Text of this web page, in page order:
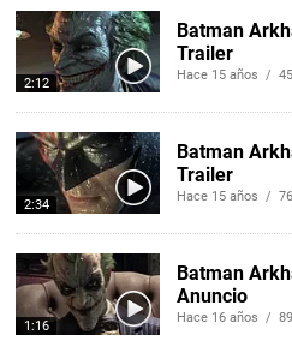
2:12
Batman
Trailer
Hace 15 años /
2:34
Batman
Trailer
Hace 15 años /
1:16
Batman
Anuncio
Hace 16 años /